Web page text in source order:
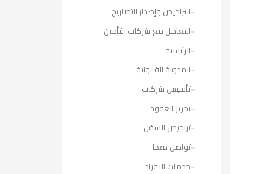
التراخيص وإصدار التصاريح
التعامل مع شركات التأمين
الرئيسية
المدونة القانونية
تأسيس شركات
تحرير العقود
تراخيص السفن
تواصل معنا
خدمات الافراد